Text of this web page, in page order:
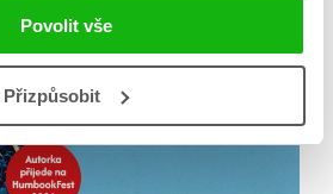
Povolit vše
Přizpůsobit